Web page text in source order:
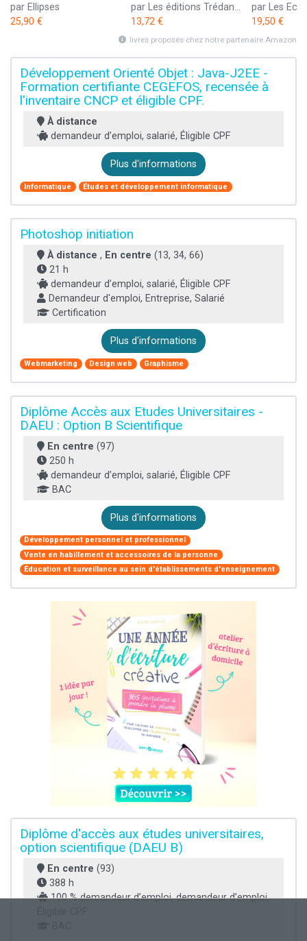
par Ellipses
25,90 €
par Les éditions Trédaniel
13,72 €
par Les
19,50 €
livres proposés chez notre partenaire Amazon
Développement Orienté Objet : Java-J2EE -
Formation certifiante CEGEFOS, recensée à
l'inventaire CNCP et éligible CPF.
À distance
demandeur d’emploi, salarié, Éligible CPF
Plus d'informations
Informatique Études et développement informatique
Photoshop initiation
À distance , En centre (13, 34, 66)
21 h
demandeur d’emploi, salarié, Éligible CPF
Demandeur d'emploi, Entreprise, Salarié
Certification
Plus d'informations
Webmarketing Design web Graphisme
Diplôme Accès aux Etudes Universitaires -
DAEU : Option B Scientifique
En centre (97)
250 h
demandeur d’emploi, salarié, Éligible CPF
BAC
Plus d'informations
Développement personnel et professionnel
Vente en habillement et accessoires de la personne
Éducation et surveillance au sein d'établissements d'enseignement
Diplôme d'accès aux études universitaires,
option scientifique (DAEU B)
En centre (93)
388 h
100 % demandeur d’emploi, demandeur d’emploi,